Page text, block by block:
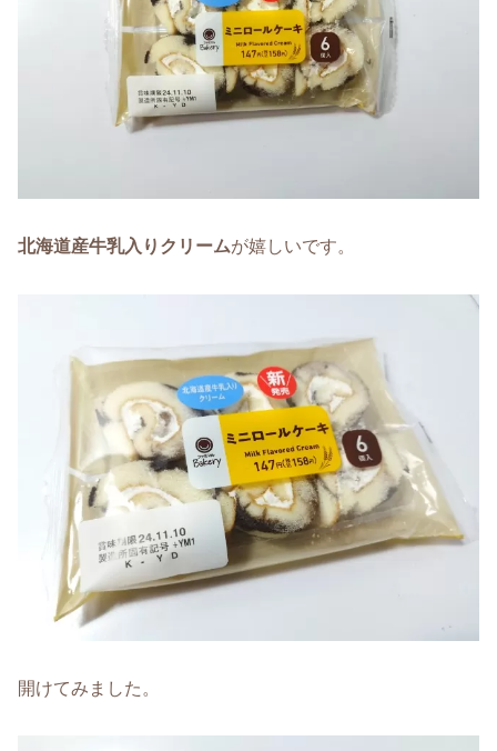
北海道産牛乳入りクリームが嬉しいです。
開けてみました。